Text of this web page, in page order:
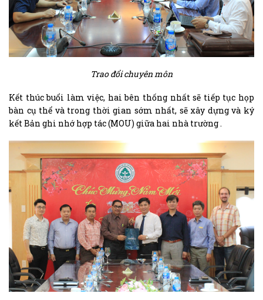
Trao đổi chuyên môn
Kết thúc buổi làm việc, hai bên thống nhất sẽ tiếp tục họp
bàn cụ thể và trong thời gian sớm nhất, sẽ xây dựng và ký
kết Bản ghi nhớ hợp tác (MOU) giữa hai nhà trường .